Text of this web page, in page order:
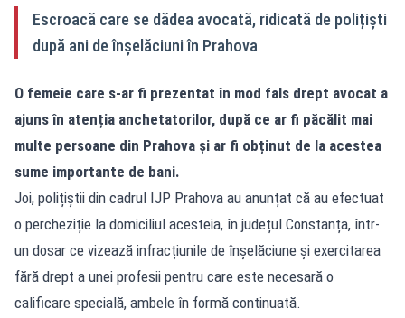
Escroacă care se dădea avocată, ridicată de polițiști
după ani de înșelăciuni în Prahova
O femeie care s-ar fi prezentat în mod fals drept avocat a
ajuns în atenția anchetatorilor, după ce ar fi păcălit mai
multe persoane din Prahova și ar fi obținut de la acestea
sume importante de bani.
Joi, polițiștii din cadrul IJP Prahova au anunțat că au efectuat
o percheziție la domiciliul acesteia, în județul Constanța, într-
un dosar ce vizează infracțiunile de înșelăciune și exercitarea
fără drept a unei profesii pentru care este necesară o
calificare specială, ambele în formă continuată.